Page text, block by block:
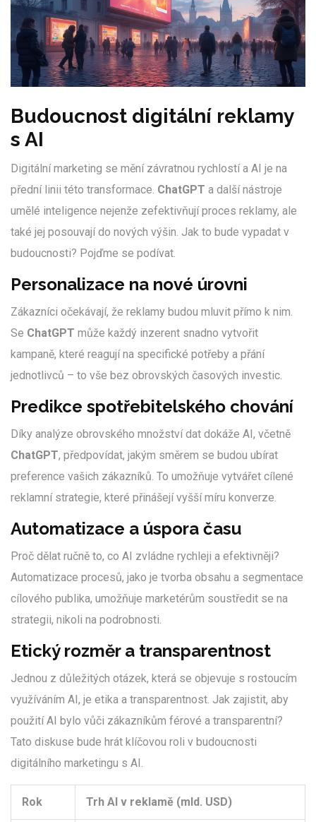
Budoucnost digitální reklamy
s AI
Digitální marketing se mění závratnou rychlostí a AI je na
přední linii této transformace. ChatGPT a další nástroje
umělé inteligence nejenže zefektivňují proces reklamy, ale
také jej posouvají do nových výšin. Jak to bude vypadat v
budoucnosti? Pojďme se podívat.
Personalizace na nové úrovni
Zákazníci očekávají, že reklamy budou mluvit přímo k nim.
Se ChatGPT může každý inzerent snadno vytvořit
kampaně, které reagují na specifické potřeby a přání
jednotlivců – to vše bez obrovských časových investic.
Predikce spotřebitelského chování
Díky analýze obrovského množství dat dokáže AI, včetně
ChatGPT, předpovídat, jakým směrem se budou ubírat
preference vašich zákazníků. To umožňuje vytvářet cílené
reklamní strategie, které přinášejí vyšší míru konverze.
Automatizace a úspora času
Proč dělat ručně to, co AI zvládne rychleji a efektivněji?
Automatizace procesů, jako je tvorba obsahu a segmentace
cílového publika, umožňuje marketérům soustředit se na
strategii, nikoli na podrobnosti.
Etický rozměr a transparentnost
Jednou z důležitých otázek, která se objevuje s rostoucím
využíváním AI, je etika a transparentnost. Jak zajistit, aby
použití AI bylo vůči zákazníkům férové a transparentní?
Tato diskuse bude hrát klíčovou roli v budoucnosti
digitálního marketingu s AI.
Rok Trh AI v reklamě (mld. USD)